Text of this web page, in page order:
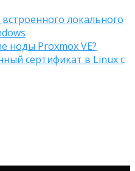
локального
ноды Proxmox VE?
сертификат в Linux с